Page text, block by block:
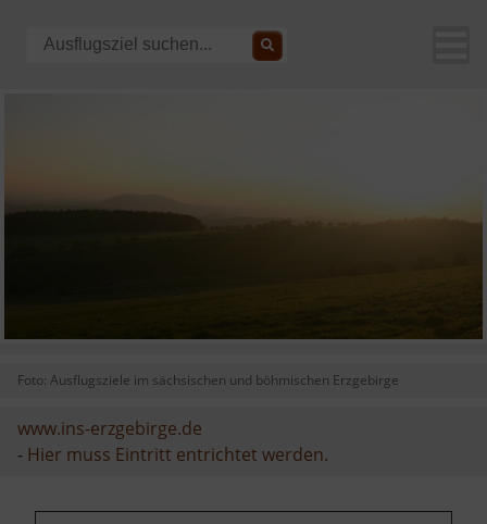
Foto: Ausflugsziele im sächsischen und böhmischen Erzgebirge
www.ins-erzgebirge.de
- Hier muss Eintritt entrichtet werden.